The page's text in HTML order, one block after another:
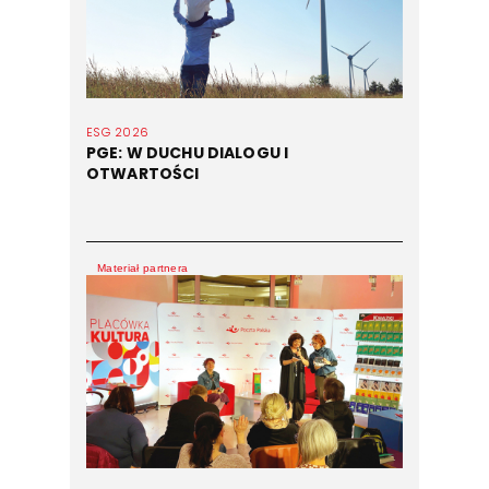
ESG 2026
PGE: W DUCHU DIALOGU I
OTWARTOŚCI
Materiał partnera